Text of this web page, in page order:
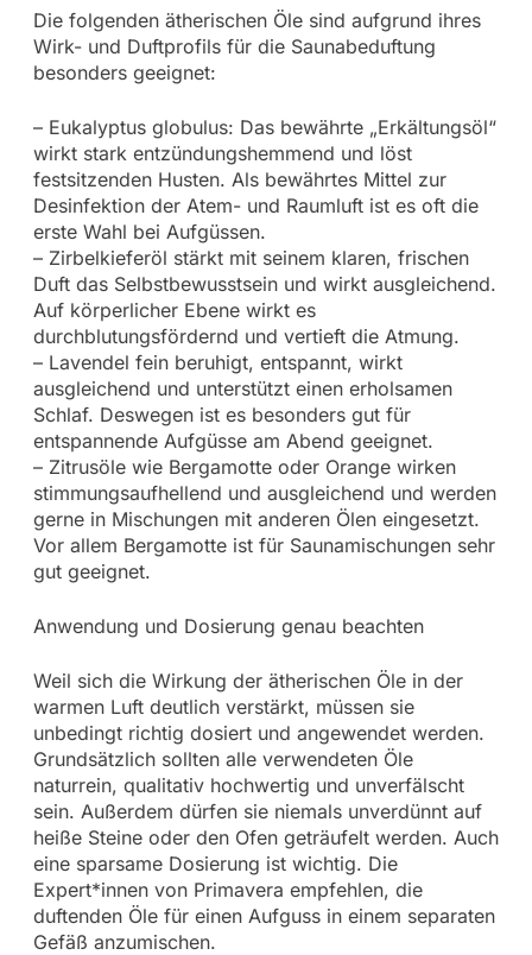
Die folgenden ätherischen Öle sind aufgrund ihres
Wirk- und Duftprofils für die Saunabeduftung
besonders geeignet:
– Eukalyptus globulus: Das bewährte „Erkältungsöl“
wirkt stark entzündungshemmend und löst
festsitzenden Husten. Als bewährtes Mittel zur
Desinfektion der Atem- und Raumluft ist es oft die
erste Wahl bei Aufgüssen.
– Zirbelkieferöl stärkt mit seinem klaren, frischen
Duft das Selbstbewusstsein und wirkt ausgleichend.
Auf körperlicher Ebene wirkt es
durchblutungsfördernd und vertieft die Atmung.
– Lavendel fein beruhigt, entspannt, wirkt
ausgleichend und unterstützt einen erholsamen
Schlaf. Deswegen ist es besonders gut für
entspannende Aufgüsse am Abend geeignet.
– Zitrusöle wie Bergamotte oder Orange wirken
stimmungsaufhellend und ausgleichend und werden
gerne in Mischungen mit anderen Ölen eingesetzt.
Vor allem Bergamotte ist für Saunamischungen sehr
gut geeignet.
Anwendung und Dosierung genau beachten
Weil sich die Wirkung der ätherischen Öle in der
warmen Luft deutlich verstärkt, müssen sie
unbedingt richtig dosiert und angewendet werden.
Grundsätzlich sollten alle verwendeten Öle
naturrein, qualitativ hochwertig und unverfälscht
sein. Außerdem dürfen sie niemals unverdünnt auf
heiße Steine oder den Ofen geträufelt werden. Auch
eine sparsame Dosierung ist wichtig. Die
Expert*innen von Primavera empfehlen, die
duftenden Öle für einen Aufguss in einem separaten
Gefäß anzumischen.